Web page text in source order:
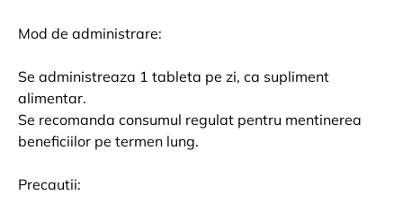
Mod de administrare:
Se administreaza 1 tableta pe zi, ca supliment
alimentar.
Se recomanda consumul regulat pentru mentinerea
beneficiilor pe termen lung.
Precautii: